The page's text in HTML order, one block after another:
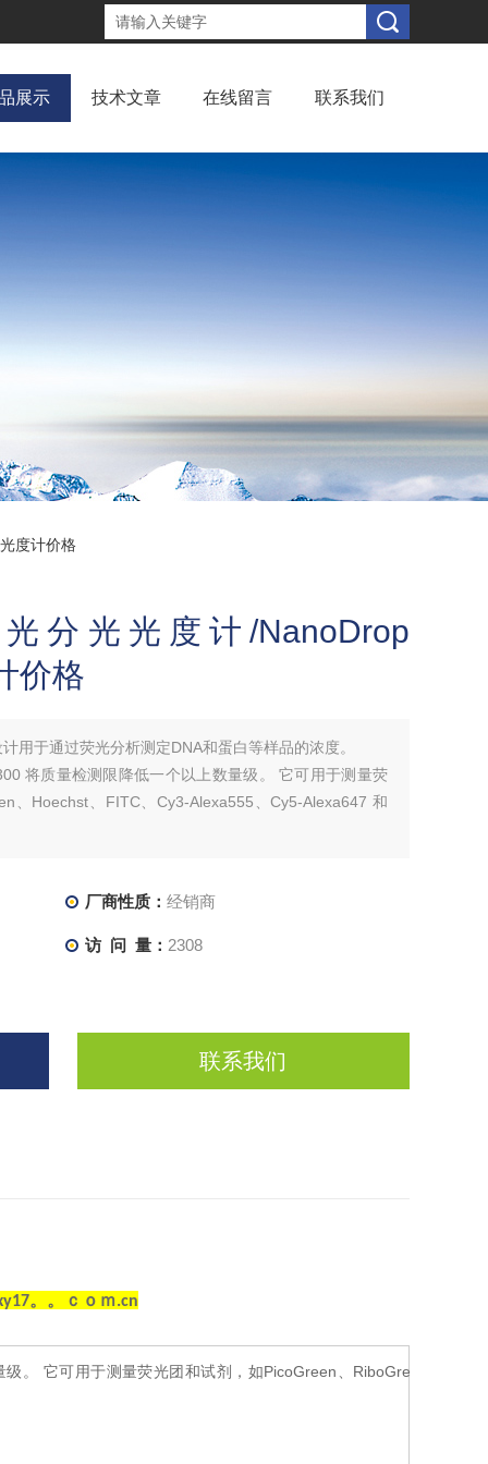
展示 技术文章 在线留言 联系我们
度计价格
分光光度计/NanoDrop
价格
用于通过荧光分析测定DNA和蛋白等样品的浓度。
将质量检测限降低一个以上数量级。 它可用于测量荧
、Hoechst、FITC、Cy3-Alexa555、Cy5-Alexa647 和
厂商性质： 经销商
访 问 量： 2308
联系我们
。。ｃｏｍ.cn
。 它可用于测量荧光团和试剂，如PicoGreen、RiboGree